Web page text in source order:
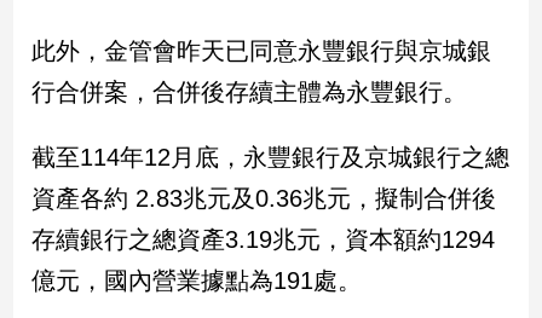
設
計
旅
美
食
星
座/
理
此外，金管會昨天已同意永豐銀行與京城銀
行合併案，合併後存續主體為永豐銀行。
截至114年12月底，永豐銀行及京城銀行之總
資產各約 2.83兆元及0.36兆元，擬制合併後
存續銀行之總資產3.19兆元，資本額約1294
億元，國內營業據點為191處。